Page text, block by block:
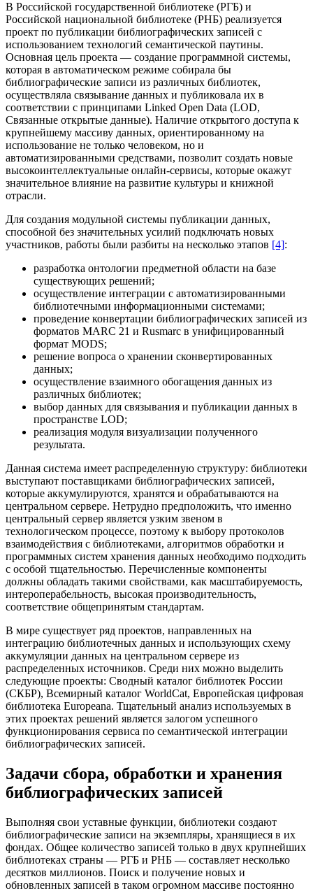
В Российской государственной библиотеке (РГБ) и
Российской национальной библиотеке (РНБ) реализуется
проект по публикации библиографических записей с
использованием технологий семантической паутины.
Основная цель проекта — создание программной системы,
которая в автоматическом режиме собирала бы
библиографические записи из различных библиотек,
осуществляла связывание данных и публиковала их в
соответствии с принципами Linked Open Data (LOD,
Связанные открытые данные). Наличие открытого доступа к
крупнейшему массиву данных, ориентированному на
использование не только человеком, но и
автоматизированными средствами, позволит создать новые
высокоинтеллектуальные онлайн-сервисы, которые окажут
значительное влияние на развитие культуры и книжной
отрасли.
Для создания модульной системы публикации данных,
способной без значительных усилий подключать новых
участников, работы были разбиты на несколько этапов [4]:
разработка онтологии предметной области на базе
существующих решений;
осуществление интеграции с автоматизированными
библиотечными информационными системами;
проведение конвертации библиографических записей из
форматов MARC 21 и Rusmarc в унифицированный
формат MODS;
решение вопроса о хранении сконвертированных
данных;
осуществление взаимного обогащения данных из
различных библиотек;
выбор данных для связывания и публикации данных в
пространстве LOD;
реализация модуля визуализации полученного
результата.
Данная система имеет распределенную структуру: библиотеки
выступают поставщиками библиографических записей,
которые аккумулируются, хранятся и обрабатываются на
центральном сервере. Нетрудно предположить, что именно
центральный сервер является узким звеном в
технологическом процессе, поэтому к выбору протоколов
взаимодействия с библиотеками, алгоритмов обработки и
программных систем хранения данных необходимо подходить
с особой тщательностью. Перечисленные компоненты
должны обладать такими свойствами, как масштабируемость,
интероперабельность, высокая производительность,
соответствие общепринятым стандартам.
В мире существует ряд проектов, направленных на
интеграцию библиотечных данных и использующих схему
аккумуляции данных на центральном сервере из
распределенных источников. Среди них можно выделить
следующие проекты: Сводный каталог библиотек России
(СКБР), Всемирный каталог WorldCat, Европейская цифровая
библиотека Europeana. Тщательный анализ используемых в
этих проектах решений является залогом успешного
функционирования сервиса по семантической интеграции
библиографических записей.
Задачи сбора, обработки и хранения
библиографических записей
Выполняя свои уставные функции, библиотеки создают
библиографические записи на экземпляры, хранящиеся в их
фондах. Общее количество записей только в двух крупнейших
библиотеках страны — РГБ и РНБ — составляет несколько
десятков миллионов. Поиск и получение новых и
обновленных записей в таком огромном массиве постоянно